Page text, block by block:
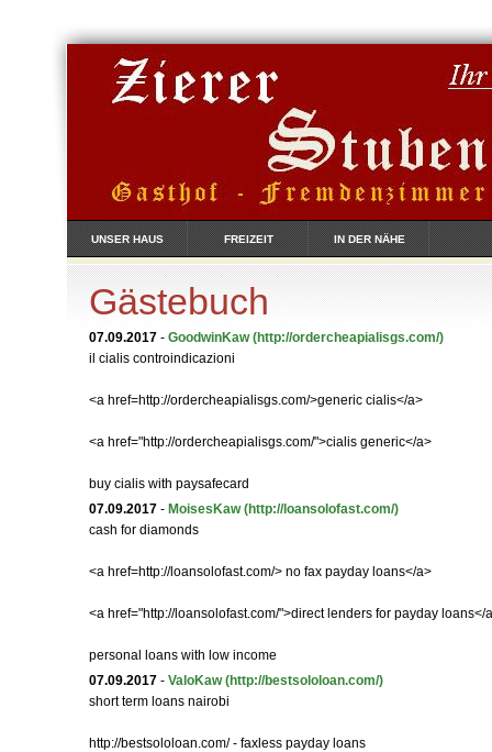
UNSER HAUS FREIZEIT IN DER NÄHE
Gästebuch
07.09.2017 - GoodwinKaw (http://ordercheapialisgs.com/)
il cialis controindicazioni
<a href=http://ordercheapialisgs.com/>generic cialis</a>
<a href="http://ordercheapialisgs.com/">cialis generic</a>
buy cialis with paysafecard
07.09.2017 - MoisesKaw (http://loansolofast.com/)
cash for diamonds
<a href=http://loansolofast.com/> no fax payday loans</a>
<a href="http://loansolofast.com/">direct lenders for payday loans</
personal loans with low income
07.09.2017 - ValoKaw (http://bestsololoan.com/)
short term loans nairobi
http://bestsololoan.com/ - faxless payday loans